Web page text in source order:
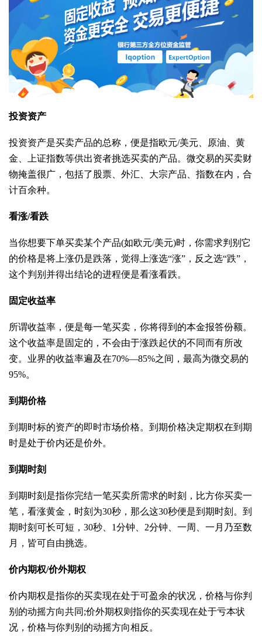
投资资产
投资资产是买卖产品的总称，便是指欧元/美元、原油、黄
金、上证指数等供出资者挑选买卖的产品。微交易的买卖财
物掩盖很广，包括了股票、外汇、大宗产品、指数在内，合
计百余种。
看涨/看跌
当你想要下单买卖某个产品(如欧元/美元)时，你需求判别它
的价格是将上涨仍是跌落，觉得上涨选“涨”，反之选“跌”，
这个判别并得出结论的进程便是看涨看跌。
固定收益率
所谓收益率，便是每一笔买卖，你将得到的本金报答份额。
这个收益率是固定的，不会由于涨跌起伏的不同而有所改
变。业界的收益率遍及在70%—85%之间，最高为微交易的
95%。
到期价格
到期时标的资产的即时市场价格。到期价格决定期权在到期
时是处于价内还是价外。
到期时刻
到期时刻是指你完结一笔买卖所需求的时刻，比方你买卖一
笔，看涨黄金，时刻为30秒，那么这30秒便是到期时刻。到
期时刻可长可短，30秒、1分钟、2分钟、一周、一月乃至数
月，皆可自由挑选。
价内期权/价外期权
价内期权是指你的买卖现在处于可盈余的状况，价格与你判
别的动摇方向共同;价外期权则指你的买卖现在处于亏本状
况，价格与你判别的动摇方向相反。